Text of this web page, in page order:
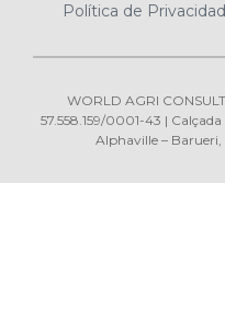
Política de
WORLD AGRI
57.558.159/0001-43 |
Alphaville – Barueri,